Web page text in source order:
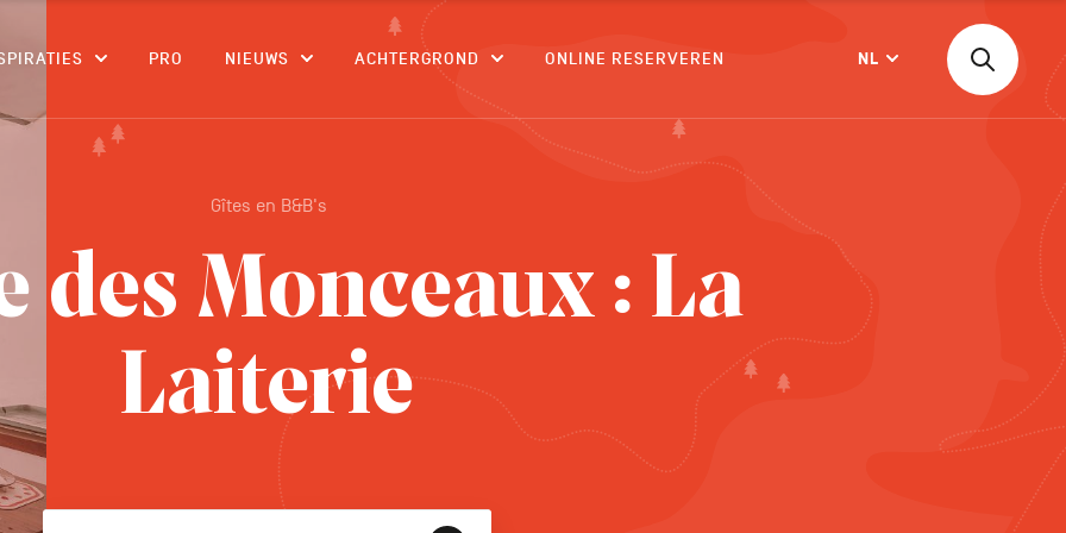
PRO NIEUWS ACHTERGROND ONLINE RESERVEREN NL
Zoeken
naar
BEVESTIGEN
Gîtes en B&B's
des Monceaux : La
Laiterie